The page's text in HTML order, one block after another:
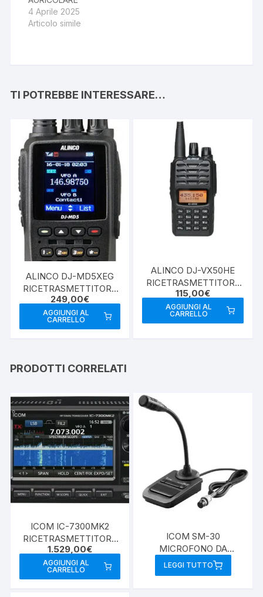
4 Aprile 2025
Articolo simile
TI POTREBBE INTERESSARE…
ALINCO DJ-MD5XEG
RICETRASMETTITORE
PORTATILE DUALBAND
DMR / ANALOGICO
249,00€
AGGIUNGI AL
CARRELLO
ALINCO DJ-VX50HE
RICETRASMETTITORE
PORTATILE BIBANDA
VHF/UHF ANALOGICO
115,00€
AGGIUNGI AL
CARRELLO
PRODOTTI CORRELATI
ICOM IC-7300MK2
RICETRASMETTITORE
SDR ALL MODE
HF/50/70 MHZ
1.529,00€
AGGIUNGI AL
CARRELLO
ICOM SM-30
MICROFONO DA
TAVOLO
LEGGI TUTTO